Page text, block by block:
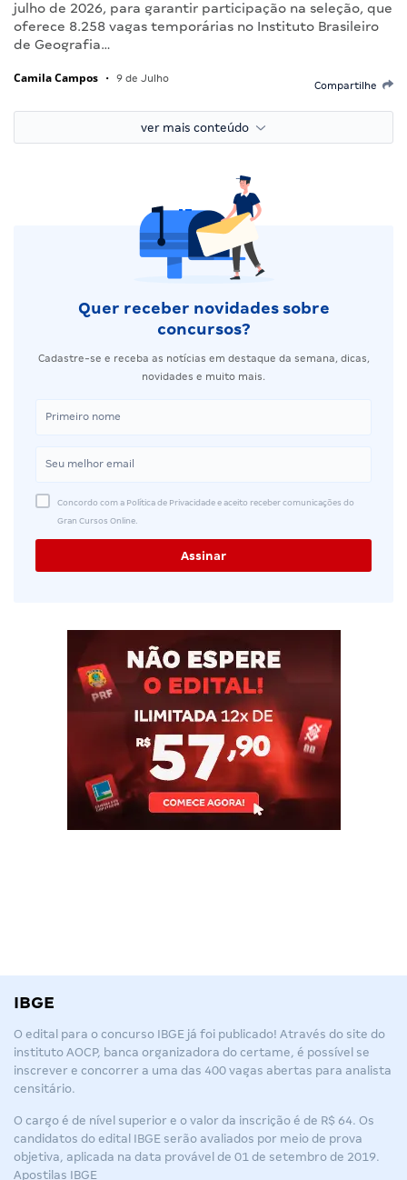
julho de 2026, para garantir participação na seleção, que
oferece 8.258 vagas temporárias no Instituto Brasileiro
de Geografia…
Camila Campos • 9 de Julho
Compartilhe
ver mais conteúdo
Quer receber novidades sobre
concursos?
Cadastre-se e receba as notícias em destaque da semana, dicas,
novidades e muito mais.
Concordo com a Política de Privacidade e aceito receber comunicações do
Gran Cursos Online.
IBGE
O edital para o concurso IBGE já foi publicado! Através do site do
instituto AOCP, banca organizadora do certame, é possível se
inscrever e concorrer a uma das 400 vagas abertas para analista
censitário.
O cargo é de nível superior e o valor da inscrição é de R$ 64. Os
candidatos do edital IBGE serão avaliados por meio de prova
objetiva, aplicada na data provável de 01 de setembro de 2019.
Apostilas IBGE